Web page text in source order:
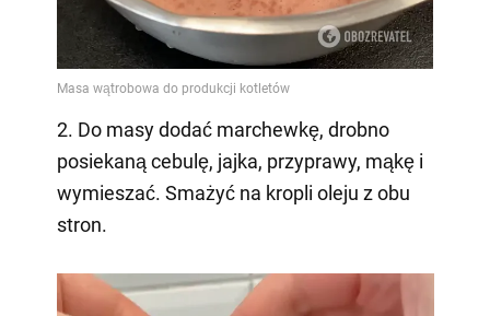
2. Do masy dodać marchewkę, drobno
posiekaną cebulę, jajka, przyprawy, mąkę i
wymieszać. Smażyć na kropli oleju z obu
stron.